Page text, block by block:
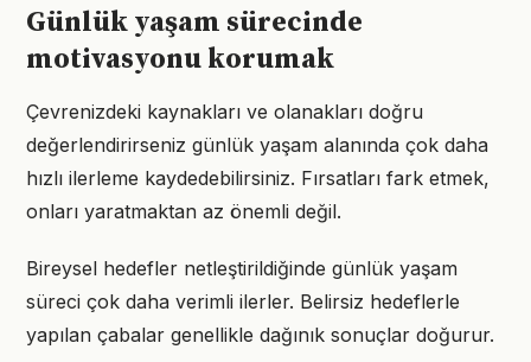
Günlük yaşam sürecinde
motivasyonu korumak
Çevrenizdeki kaynakları ve olanakları doğru
değerlendirirseniz günlük yaşam alanında çok daha
hızlı ilerleme kaydedebilirsiniz. Fırsatları fark etmek,
onları yaratmaktan az önemli değil.
Bireysel hedefler netleştirildiğinde günlük yaşam
süreci çok daha verimli ilerler. Belirsiz hedeflerle
yapılan çabalar genellikle dağınık sonuçlar doğurur.